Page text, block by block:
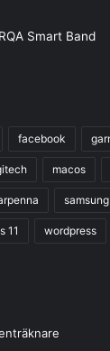
Smart Band
facebook
macos
samsung
11 wordpress